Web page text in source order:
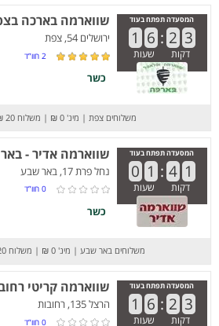
המסעדה תפתח בעוד
1 6 : 2 3
דקות שעות
שווארמה בארכה
ירושלים 54, צפת
2 חוו”ד
כשר
משלוחים צפת | מינ' 0 ₪ | משלוח 20 ₪
המסעדה תפתח בעוד
0 1 : 4 1
דקות שעות
שווארמה אדיר -
נחל פרת 17, באר שבע
0 חוו”ד
כשר
משלוחים באר שבע | מינ' 0 ₪ | משלוח 20 ₪
המסעדה תפתח בעוד
1 6 : 2 3
דקות שעות
שווארמה קריטי
הרצל 135, רחובות
0 חוו”ד